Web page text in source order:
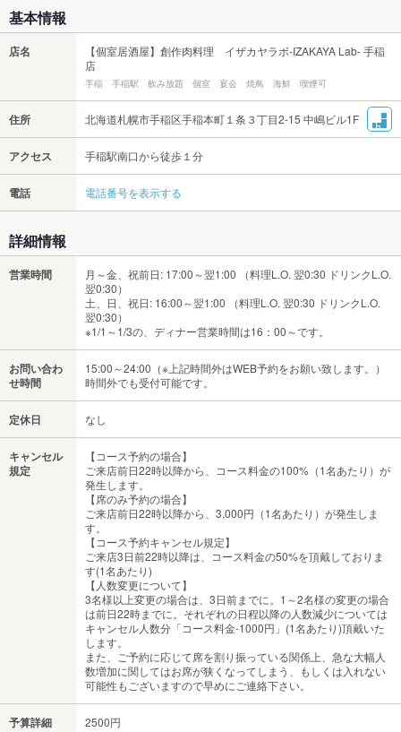
基本情報
店名
【個室居酒屋】創作肉料理 イザカヤラボ-IZAKAYA Lab- 手稲
店
手稲 手稲駅 飲み放題 個室 宴会 焼鳥 海鮮 喫煙可
住所 北海道札幌市手稲区手稲本町１条３丁目2-15 中嶋ビル1F
アクセス 手稲駅南口から徒歩１分
電話 電話番号を表示する
詳細情報
営業時間
月～金、祝前日: 17:00～翌1:00 （料理L.O. 翌0:30 ドリンクL.O.
翌0:30）
土、日、祝日: 16:00～翌1:00 （料理L.O. 翌0:30 ドリンクL.O.
翌0:30）
※1/1～1/3の、ディナー営業時間は16：00～です。
お問い合わ
せ時間
15:00～24:00（※上記時間外はWEB予約をお願い致します。）
時間外でも受付可能です。
定休日 なし
キャンセル
規定
【コース予約の場合】
ご来店前日22時以降から、コース料金の100%（1名あたり）が
発生します。
【席のみ予約の場合】
ご来店前日22時以降から、3,000円（1名あたり）が発生しま
す。
【コース予約キャンセル規定】
ご来店3日前22時以降は、コース料金の50%を頂戴しておりま
す(1名あたり)
【人数変更について】
3名様以上変更の場合は、3日前までに。1～2名様の変更の場合
は前日22時までに。それぞれの日程以降の人数減少については
キャンセル人数分「コース料金-1000円」(1名あたり)頂戴いた
します。
また、ご予約に応じて席を割り振っている関係上、急な大幅人
数増加に関してはお席が狭くなってしまう、もしくは入れない
可能性もございますので早めにご連絡下さい。
予算詳細 2500円